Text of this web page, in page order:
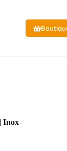
Inox